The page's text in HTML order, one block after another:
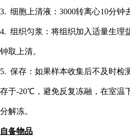
3. 细胞上清液：3000转离心10分钟
4. 组织匀浆：将组织加入适量生理
钟取上清。
5. 保存：如果样本收集后不及时检
存于-20℃，避免反复冻融，在室温
分解冻。
自备物品